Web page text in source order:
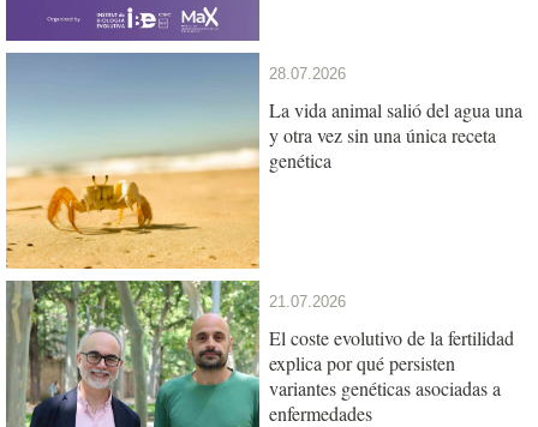
28.07.2026
La vida animal salió del agua una
y otra vez sin una única receta
genética
21.07.2026
El coste evolutivo de la fertilidad
explica por qué persisten
variantes genéticas asociadas a
enfermedades